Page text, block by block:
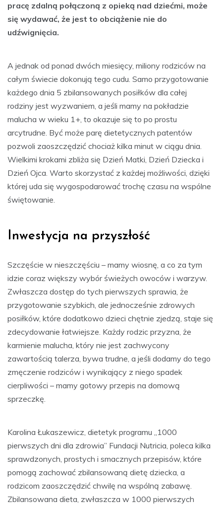
pracę zdalną połączoną z opieką nad dziećmi, może
się wydawać, że jest to obciążenie nie do
udźwignięcia.
A jednak od ponad dwóch miesięcy, miliony rodziców na
całym świecie dokonują tego cudu. Samo przygotowanie
każdego dnia 5 zbilansowanych posiłków dla całej
rodziny jest wyzwaniem, a jeśli mamy na pokładzie
malucha w wieku 1+, to okazuje się to po prostu
arcytrudne. Być może parę dietetycznych patentów
pozwoli zaoszczędzić chociaż kilka minut w ciągu dnia.
Wielkimi krokami zbliża się Dzień Matki, Dzień Dziecka i
Dzień Ojca. Warto skorzystać z każdej możliwości, dzięki
której uda się wygospodarować trochę czasu na wspólne
świętowanie.
Inwestycja na przyszłość
Szczęście w nieszczęściu – mamy wiosnę, a co za tym
idzie coraz większy wybór świeżych owoców i warzyw.
Zwłaszcza dostęp do tych pierwszych sprawia, że
przygotowanie szybkich, ale jednocześnie zdrowych
posiłków, które dodatkowo dzieci chętnie zjedzą, staje się
zdecydowanie łatwiejsze. Każdy rodzic przyzna, że
karmienie malucha, który nie jest zachwycony
zawartością talerza, bywa trudne, a jeśli dodamy do tego
zmęczenie rodziców i wynikający z niego spadek
cierpliwości – mamy gotowy przepis na domową
sprzeczkę.
Karolina Łukaszewicz, dietetyk programu „1000
pierwszych dni dla zdrowia” Fundacji Nutricia, poleca kilka
sprawdzonych, prostych i smacznych przepisów, które
pomogą zachować zbilansowaną dietę dziecka, a
rodzicom zaoszczędzić chwilę na wspólną zabawę.
Zbilansowana dieta, zwłaszcza w 1000 pierwszych